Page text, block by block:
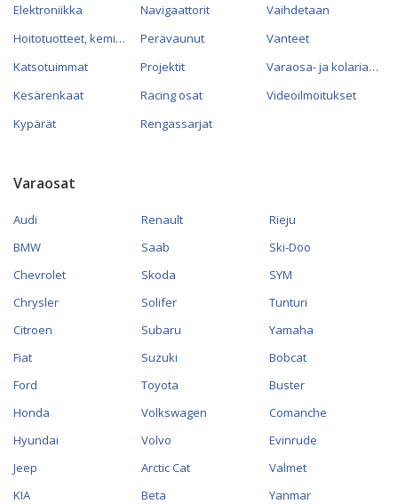
Elektroniikka
Hoitotuotteet, kemikaalit ja öljyt
Katsotuimmat
Kesärenkaat
Kypärät
Navigaattorit
Perävaunut
Projektit
Racing osat
Rengassarjat
Vaihdetaan
Vanteet
Varaosa- ja kolariautot
Videoilmoitukset
Varaosat
Audi
BMW
Chevrolet
Chrysler
Citroen
Fiat
Ford
Honda
Hyundai
Jeep
KIA
Renault
Saab
Skoda
Solifer
Subaru
Suzuki
Toyota
Volkswagen
Volvo
Arctic Cat
Beta
Rieju
Ski-Doo
SYM
Tunturi
Yamaha
Bobcat
Buster
Comanche
Evinrude
Valmet
Yanmar